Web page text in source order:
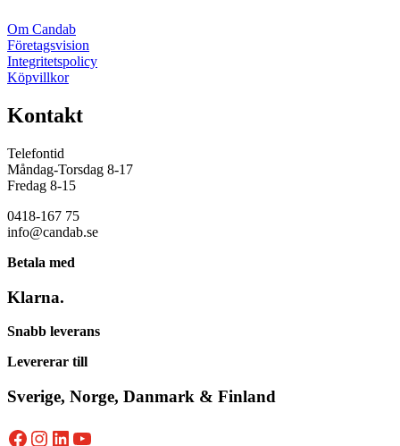
Om Candab
Företagsvision
Integritetspolicy
Köpvillkor
Kontakt
Telefontid
Måndag-Torsdag 8-17
Fredag 8-15
0418-167 75
info@candab.se
Betala med
Klarna.
Snabb leverans
Levererar till
Sverige, Norge, Danmark & Finland
Facebook
Instagram
LinkedIn
YouTube